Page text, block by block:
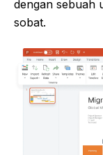
dengan sebuah
sobat.